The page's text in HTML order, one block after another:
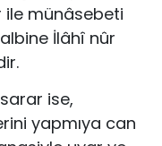
ile münâsebeti
İlâhî nûr
ise,
yapmıya can